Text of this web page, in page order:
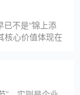
司